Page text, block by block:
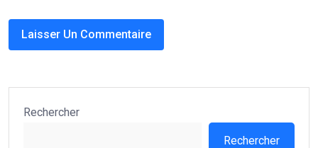
Rechercher
Rechercher